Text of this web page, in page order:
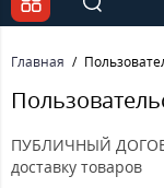
Главная
ПУБЛИЧНЫЙ
доставку товаров